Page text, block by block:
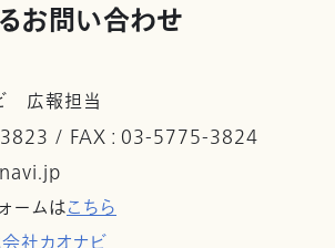
お問い合わせ
広報担当
/ FAX : 03-5775-3824
ームはこちら